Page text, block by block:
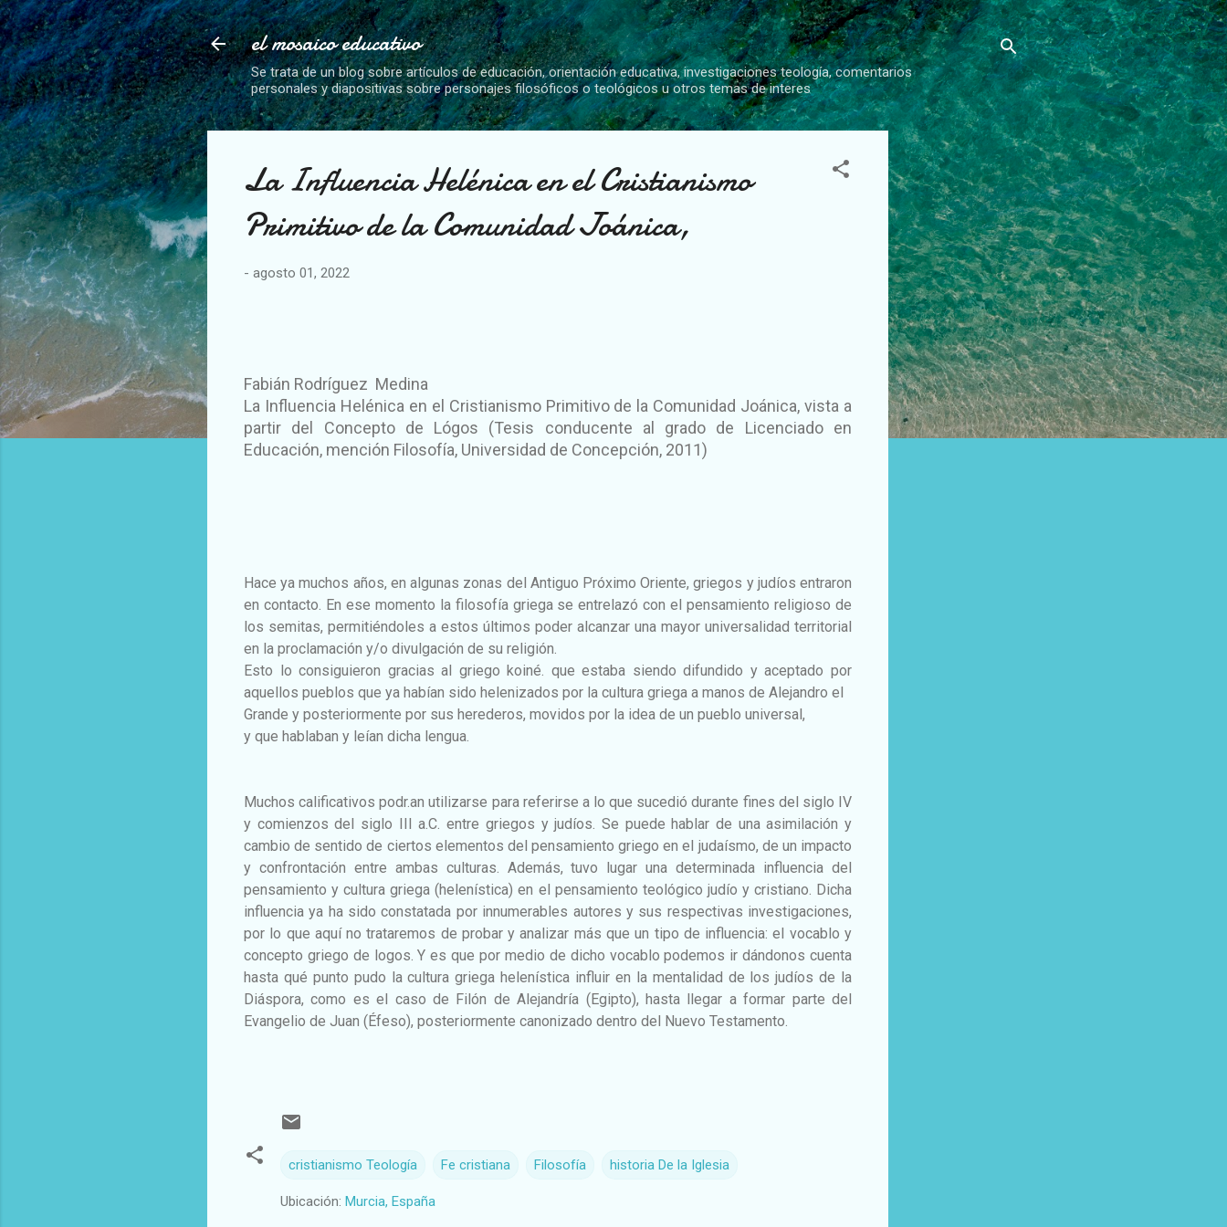
Ir al contenido principal
el mosaico educativo
Se trata de un blog sobre artículos de educación, orientación educativa, investigaciones teología, comentarios
personales y diapositivas sobre personajes filosóficos o teológicos u otros temas de interes
La Influencia Helénica en el Cristianismo
Primitivo de la Comunidad Joánica,
- agosto 01, 2022
Fabián Rodríguez Medina
La Influencia Helénica en el Cristianismo Primitivo de la Comunidad Joánica, vista a
partir del Concepto de Lógos (Tesis conducente al grado de Licenciado en
Educación, mención Filosofía, Universidad de Concepción, 2011)
Hace ya muchos años, en algunas zonas del Antiguo Próximo Oriente, griegos y judíos entraron
en contacto. En ese momento la filosofía griega se entrelazó con el pensamiento religioso de
los semitas, permitiéndoles a estos últimos poder alcanzar una mayor universalidad territorial
en la proclamación y/o divulgación de su religión.
Esto lo consiguieron gracias al griego koiné. que estaba siendo difundido y aceptado por
aquellos pueblos que ya habían sido helenizados por la cultura griega a manos de Alejandro el
Grande y posteriormente por sus herederos, movidos por la idea de un pueblo universal,
y que hablaban y leían dicha lengua.
Muchos calificativos podr.an utilizarse para referirse a lo que sucedió durante fines del siglo IV
y comienzos del siglo III a.C. entre griegos y judíos. Se puede hablar de una asimilación y
cambio de sentido de ciertos elementos del pensamiento griego en el judaísmo, de un impacto
y confrontación entre ambas culturas. Además, tuvo lugar una determinada influencia del
pensamiento y cultura griega (helenística) en el pensamiento teológico judío y cristiano. Dicha
influencia ya ha sido constatada por innumerables autores y sus respectivas investigaciones,
por lo que aquí no trataremos de probar y analizar más que un tipo de influencia: el vocablo y
concepto griego de logos. Y es que por medio de dicho vocablo podemos ir dándonos cuenta
hasta qué punto pudo la cultura griega helenística influir en la mentalidad de los judíos de la
Diáspora, como es el caso de Filón de Alejandría (Egipto), hasta llegar a formar parte del
Evangelio de Juan (Éfeso), posteriormente canonizado dentro del Nuevo Testamento.
cristianismo Teología Fe cristiana Filosofía historia De la Iglesia
Ubicación: Murcia, España